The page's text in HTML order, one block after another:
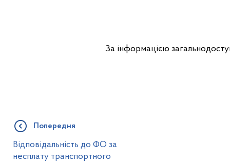
За інформацією
Попередня
Відповідальність до ФО за
несплату транспортного